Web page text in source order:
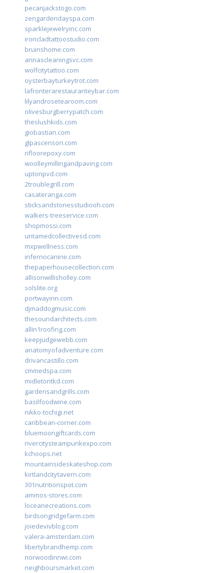
pecanjackstogo.com
zengardendayspa.com
sparklejewelryinc.com
ironcladtattoostudio.com
bruinshome.com
annascleaningsvc.com
wolfcitytattoo.com
oysterbayturkeytrot.com
lafronterarestauranteybar.com
lilyandrosetearoom.com
olivesburgberrypatch.com
theslushkids.com
giobastian.com
glpascensori.com
rifloorepoxy.com
woolleymillingandpaving.com
uptonpvd.com
2troublegrill.com
casateranga.com
sticksandstonesstudiooh.com
walkers-treeservice.com
shopmossi.com
untamedcollectivesd.com
mxpwellness.com
infernocanine.com
thepaperhousecollection.com
allisonwillisholley.com
solslite.org
portwayinn.com
djmaddogmusic.com
thesoundarchitects.com
allin1roofing.com
keepjudgewebb.com
anatomyofadventure.com
drivancastillo.com
cmmedspa.com
midletontkd.com
gardensandgrills.com
basilfoodwine.com
nikko-tochigi.net
caribbean-corner.com
bluemoongiftcards.com
rivercitysteampunkexpo.com
kchoops.net
mountainsideskateshop.com
kirtlandcitytavern.com
301nutritionspot.com
ammos-stores.com
loceanecreations.com
birdsongridgefarm.com
joiedevivblog.com
valera-amsterdam.com
libertybrandhemp.com
norwoodinnwi.com
neighboursmarket.com